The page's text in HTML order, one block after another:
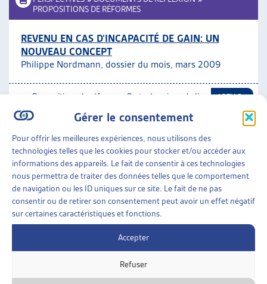
Gérer le consentement
Pour offrir les meilleures expériences, nous utilisons des
technologies telles que les cookies pour stocker et/ou accéder aux
informations des appareils. Le fait de consentir à ces technologies
nous permettra de traiter des données telles que le comportement
de navigation ou les ID uniques sur ce site. Le fait de ne pas
consentir ou de retirer son consentement peut avoir un effet négatif
sur certaines caractéristiques et fonctions.
Accepter
Refuser
PROPOSITIONS DE RÉFORMES
REVENU EN CAS D’INCAPACITÉ DE GAIN: UN
NOUVEAU CONCEPT
Philippe Nordmann, dossier du mois, mars 2009
Propositions de réformes
Perte de gain maladie
(LAMal et LCA)
ARTIAS
ASSURANCES SOCIALES»PERTE DE GAIN MALADIE
(LAMAL ET LCA)
LACUNES ET INCOHÉRENCES DE LA LAMAL EN
MATIÈRE D’INDEMNITÉS JOURNALIÈRES –
INITIATIVE CANTONALE
Jura, Curia Vista, 2003-2004
Perte de gain maladie (LAMal et LCA)